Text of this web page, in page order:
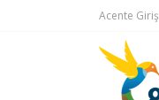
Acente Giriş